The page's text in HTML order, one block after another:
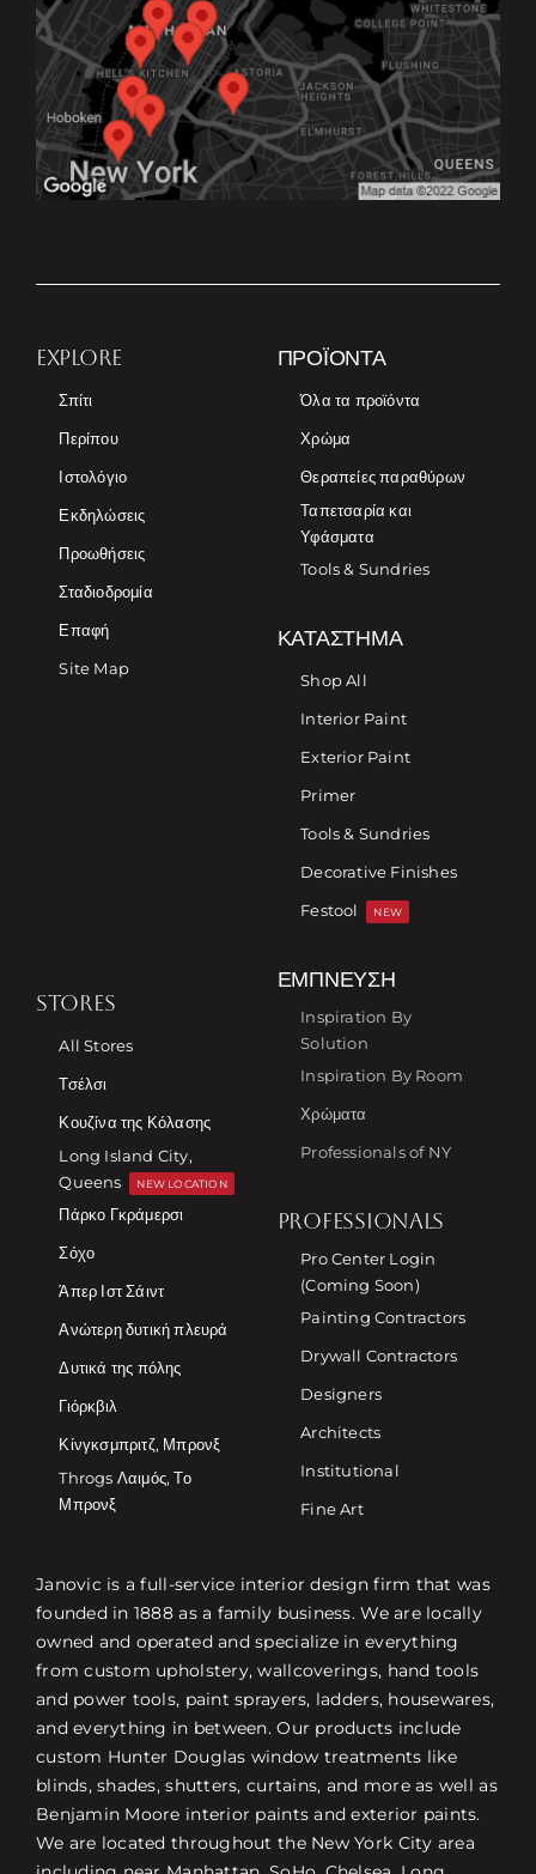
EXPLORE
Σπίτι
Περίπου
Ιστολόγιο
Εκδηλώσεις
Προωθήσεις
Σταδιοδρομία
Επαφή
Site Map
ΠΡΟΪΌΝΤΑ
Όλα τα προϊόντα
Χρώμα
Θεραπείες παραθύρων
Ταπετσαρία και
Υφάσματα
Tools & Sundries
ΚΑΤΆΣΤΗΜΑ
Shop All
Interior Paint
Exterior Paint
Primer
Tools & Sundries
Decorative Finishes
Festool
NEW
STORES
All Stores
Τσέλσι
Κουζίνα της Κόλασης
Long Island City,
Queens
NEW LOCATION
Πάρκο Γκράμερσι
Σόχο
Άπερ Ιστ Σάιντ
Ανώτερη δυτική πλευρά
Δυτικά της πόλης
Γιόρκβιλ
Κίνγκσμπριτζ, Μπρονξ
Throgs Λαιμός, Το
Μπρονξ
ΈΜΠΝΕΥΣΗ
Inspiration By
Solution
Inspiration By Room
Χρώματα
Professionals of NY
PROFESSIONALS
Pro Center Login
(Coming Soon)
Painting Contractors
Drywall Contractors
Designers
Architects
Institutional
Fine Art
Janovic is a full-service interior design firm that was
founded in 1888 as a family business. We are locally
owned and operated and specialize in everything
from custom upholstery, wallcoverings, hand tools
and power tools, paint sprayers, ladders, housewares,
and everything in between. Our products include
custom Hunter Douglas window treatments like
blinds, shades, shutters, curtains, and more as well as
Benjamin Moore interior paints and exterior paints.
We are located throughout the New York City area